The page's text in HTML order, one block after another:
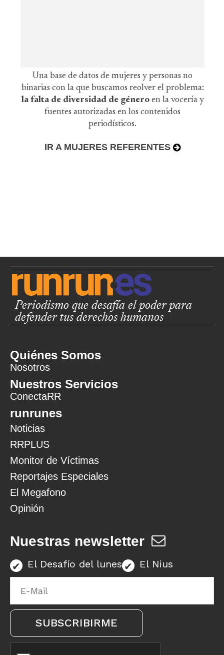
Una base de datos de mujeres y personas no
binarias con la que buscamos reolver el problema:
la falta de diversidad de género en la vocería y
fuentes autorizadas en los contenidos
periodísticos.
IR A MUJERES REFERENTES
Periodismo que desafía el poder para
defender tus derechos humanos
Quiénes Somos
Nosotros
Nuestros Servicios
ConectaRR
runrunes
Noticias
RRPLUS
Monitor de Víctimas
Reportajes Especiales
El Megafono
Opinión
Nuestras newsletter
El Desafío del lunes El Nius